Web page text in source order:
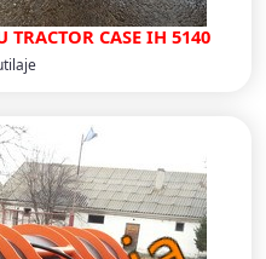
TRACTOR CASE IH 5140